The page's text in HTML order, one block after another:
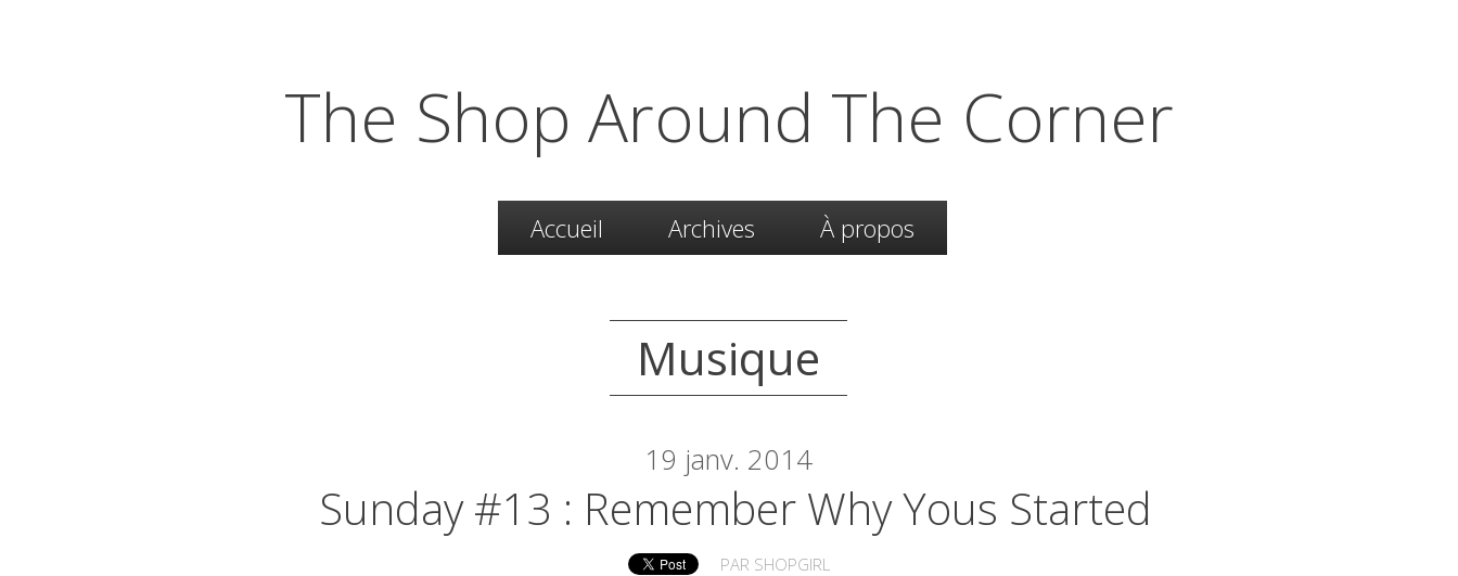
The Shop Around The Corner
Accueil Archives À propos
Musique
19 janv. 2014
Sunday #13 : Remember Why Yous Started
PAR SHOPGIRL